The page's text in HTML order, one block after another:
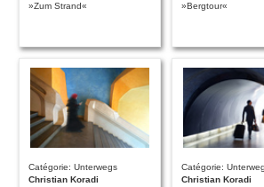
»Zum Strand«
»Bergtour«
Catégorie: Unterwegs
Christian Koradi
Catégorie:
Christian Koradi